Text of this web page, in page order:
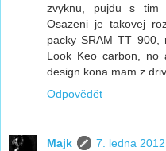
zvyknu, pujdu s tim
Osazeni je takovej
packy SRAM TT 900,
Look Keo carbon,
design kona mam z
Odpovědět
Majk
7. ledna